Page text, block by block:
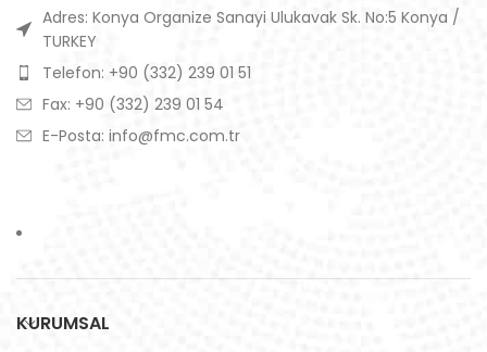
Adres: Konya Organize Sanayi Ulukavak Sk. No:5 Konya /
TURKEY
Telefon: +90 (332) 239 01 51
Fax: +90 (332) 239 01 54
E-Posta: info@fmc.com.tr
KURUMSAL